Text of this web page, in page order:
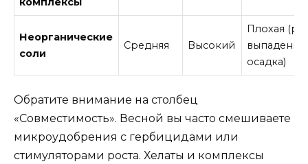
Неорганические
соли
Средняя Высокий
Плохая
выпадения
осадка)
Обратите внимание на столбец
«Совместимость». Весной вы часто смешиваете
микроудобрения с гербицидами или
стимуляторами роста. Хелаты и комплексы